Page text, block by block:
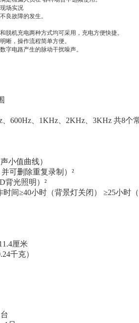
场实况
良故障的发生。
脱机充电两种方式均可采用，充电方便快捷。
晰，操作流程简单方便。
字电路产生的脉动干扰噪声。
、600Hz、1KHz、2KHz、3KHz 共8个
小值曲线）
可删除重复录制）²
背光照明）²
间≥40小时（背景灯关闭） ≥25小时
厘米
千克）